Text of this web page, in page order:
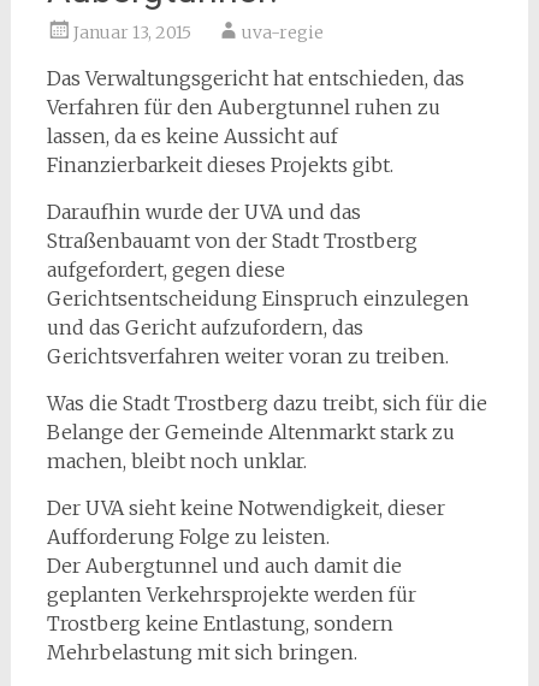
Januar 13, 2015 uva-regie
Das Verwaltungsgericht hat entschieden, das
Verfahren für den Aubergtunnel ruhen zu
lassen, da es keine Aussicht auf
Finanzierbarkeit dieses Projekts gibt.
Daraufhin wurde der UVA und das
Straßenbauamt von der Stadt Trostberg
aufgefordert, gegen diese
Gerichtsentscheidung Einspruch einzulegen
und das Gericht aufzufordern, das
Gerichtsverfahren weiter voran zu treiben.
Was die Stadt Trostberg dazu treibt, sich für die
Belange der Gemeinde Altenmarkt stark zu
machen, bleibt noch unklar.
Der UVA sieht keine Notwendigkeit, dieser
Aufforderung Folge zu leisten.
Der Aubergtunnel und auch damit die
geplanten Verkehrsprojekte werden für
Trostberg keine Entlastung, sondern
Mehrbelastung mit sich bringen.